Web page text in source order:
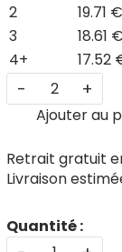
2
19.71 €
3
18.61 €
4+
17.52
- +
Ajouter au
Retrait gratuit
Livraison
Quantité :